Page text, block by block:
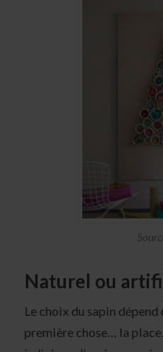
Naturel ou
Le choix du sapin
première chose… la